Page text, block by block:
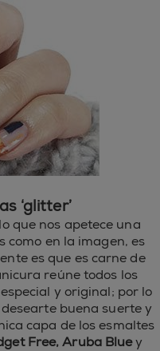
‘glitter’
que nos apetece una
en la imagen, es
es que es carne de
reúne todos los
y original; por lo
buena suerte y
capa de los esmaltes
Free, Aruba Bluey